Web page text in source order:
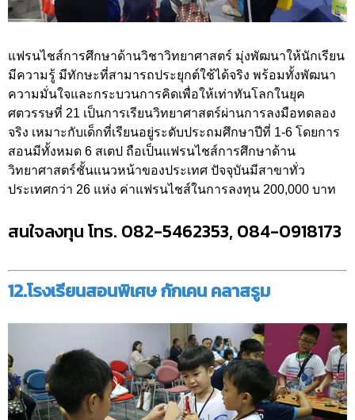
แฟรนไชส์การศึกษาด้านวิชาวิทยาศาสตร์ มุ่งพัฒนาให้นักเรียน
มีความรู้ มีทักษะที่สามารถประยุกต์ใช้ได้จริง พร้อมทั้งพัฒนา
ความมั่นใจและกระบวนการคิดเพื่อให้เท่าทันโลกในยุค
ศตวรรษที่ 21 เป็นการเรียนวิทยาศาสตร์ผ่านการลงมือทดลอง
จริง เหมาะกับเด็กที่เรียนอยู่ระดับประถมศึกษาปีที่ 1-6 โดยการ
สอนมีทั้งหมด 6 สเตป ถือเป็นแฟรนไชส์การศึกษาด้าน
วิทยาศาสตร์ชั้นแนวหน้าของประเทศ ปัจจุบันมีสาขาทั่ว
ประเทศกว่า 26 แห่ง ค่าแฟรนไชส์ในการลงทุน 200,000 บาท
สนใจลงทุน โทร. 082-5462353, 084-0918173
12.โรงเรียนสอนพิเศษ กักเคน คลาสรูม